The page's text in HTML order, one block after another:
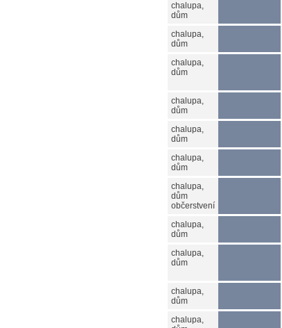
chalupa,
dům
chalupa,
dům
chalupa,
dům
chalupa,
dům
chalupa,
dům
chalupa,
dům
chalupa,
dům
občerstvení
chalupa,
dům
chalupa,
dům
chalupa,
dům
chalupa,